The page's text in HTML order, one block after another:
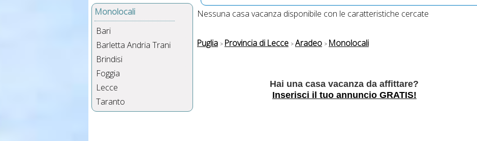
Monolocali
Bari
Barletta Andria Trani
Brindisi
Foggia
Lecce
Taranto
Nessuna casa vacanza disponibile con le caratteristiche cercate
Puglia Provincia di Lecce Aradeo Monolocali
Hai una casa vacanza da affittare?
Inserisci il tuo annuncio GRATIS!